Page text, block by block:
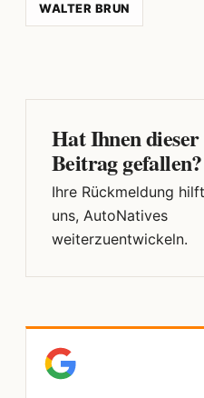
WALTER BRUN
Hat Ihnen dieser
Beitrag gefallen?
Ihre Rückmeldung hilft
uns, AutoNatives
weiterzuentwickeln.